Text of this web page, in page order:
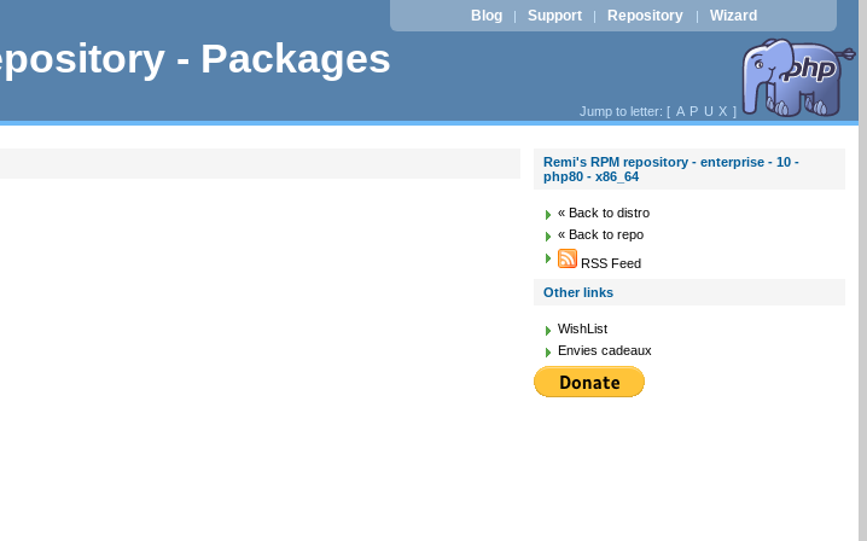
- Packages
Blog | Support | Repository | Wizard
Jump to letter: [ A P U X ]
Remi's RPM repository - enterprise - 10 -
php80 - x86_64
« Back to distro
« Back to repo
RSS Feed
Other links
WishList
Envies cadeaux